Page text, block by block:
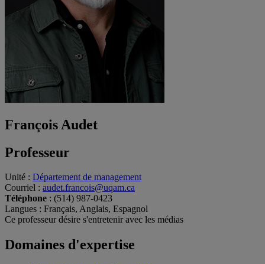
François Audet
Professeur
Unité : Département de management
Courriel : audet.francois@uqam.ca
Téléphone : (514) 987-0423
Langues : Français, Anglais, Espagnol
Ce professeur désire s'entretenir avec les médias
Domaines d'expertise